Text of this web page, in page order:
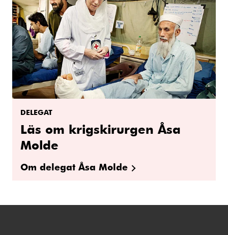
DELEGAT
Läs om krigskirurgen Åsa
Molde
Om delegat Åsa Molde